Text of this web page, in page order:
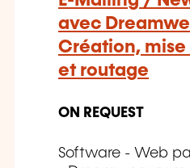
avec
Création,
et routage
ON REQUEST
Software - Web